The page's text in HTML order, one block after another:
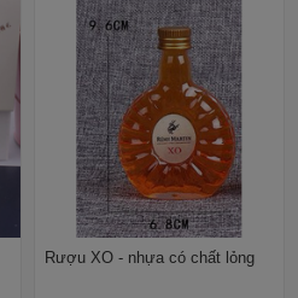
Rượu XO - nhựa có chất lỏng